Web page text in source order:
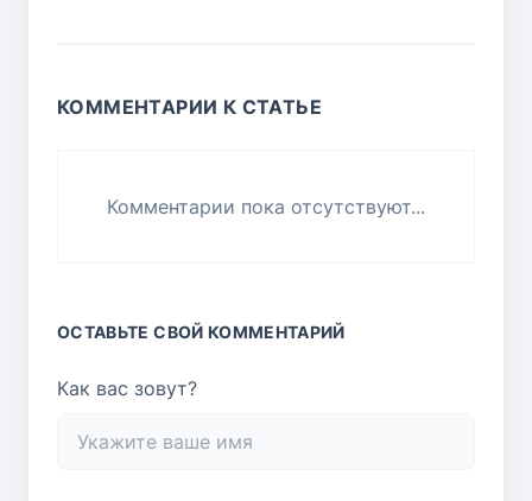
КОММЕНТАРИИ К СТАТЬЕ
Комментарии пока отсутствуют...
ОСТАВЬТЕ СВОЙ КОММЕНТАРИЙ
Как вас зовут?